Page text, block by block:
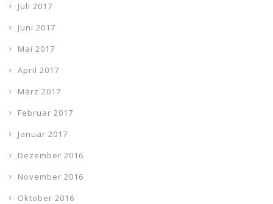
Juli 2017
Juni 2017
Mai 2017
April 2017
März 2017
Februar 2017
Januar 2017
Dezember 2016
November 2016
Oktober 2016